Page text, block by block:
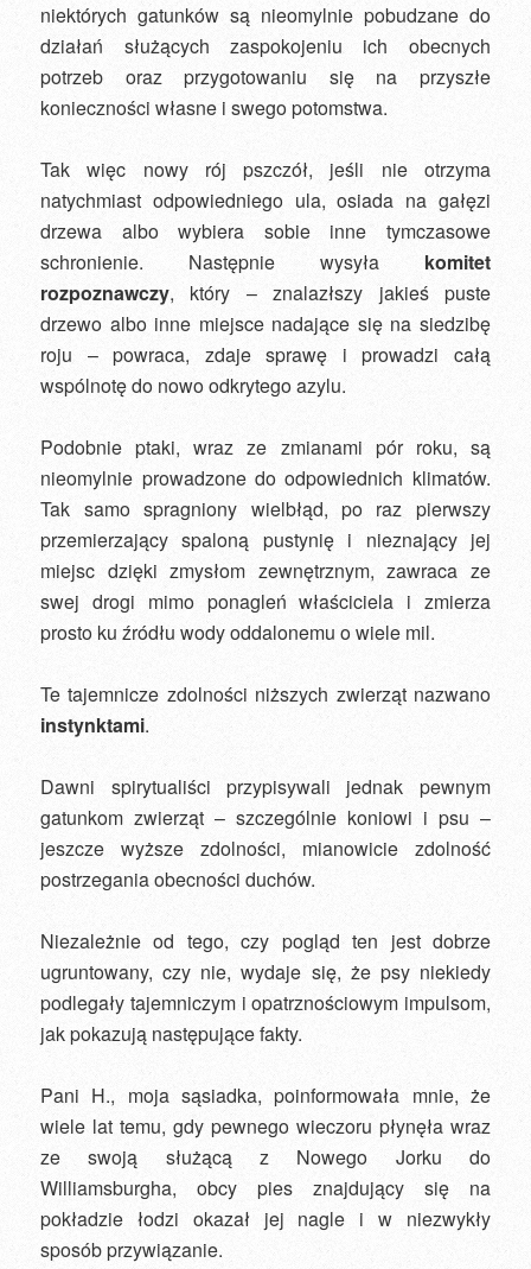
niektórych gatunków są nieomylnie pobudzane do
działań służących zaspokojeniu ich obecnych
potrzeb oraz przygotowaniu się na przyszłe
konieczności własne i swego potomstwa.
Tak więc nowy rój pszczół, jeśli nie otrzyma
natychmiast odpowiedniego ula, osiada na gałęzi
drzewa albo wybiera sobie inne tymczasowe
schronienie. Następnie wysyła komitet
rozpoznawczy, który – znalazłszy jakieś puste
drzewo albo inne miejsce nadające się na siedzibę
roju – powraca, zdaje sprawę i prowadzi całą
wspólnotę do nowo odkrytego azylu.
Podobnie ptaki, wraz ze zmianami pór roku, są
nieomylnie prowadzone do odpowiednich klimatów.
Tak samo spragniony wielbłąd, po raz pierwszy
przemierzający spaloną pustynię i nieznający jej
miejsc dzięki zmysłom zewnętrznym, zawraca ze
swej drogi mimo ponagleń właściciela i zmierza
prosto ku źródłu wody oddalonemu o wiele mil.
Te tajemnicze zdolności niższych zwierząt nazwano
instynktami.
Dawni spirytualiści przypisywali jednak pewnym
gatunkom zwierząt – szczególnie koniowi i psu –
jeszcze wyższe zdolności, mianowicie zdolność
postrzegania obecności duchów.
Niezależnie od tego, czy pogląd ten jest dobrze
ugruntowany, czy nie, wydaje się, że psy niekiedy
podlegały tajemniczym i opatrznościowym impulsom,
jak pokazują następujące fakty.
Pani H., moja sąsiadka, poinformowała mnie, że
wiele lat temu, gdy pewnego wieczoru płynęła wraz
ze swoją służącą z Nowego Jorku do
Williamsburgha, obcy pies znajdujący się na
pokładzie łodzi okazał jej nagle i w niezwykły
sposób przywiązanie.